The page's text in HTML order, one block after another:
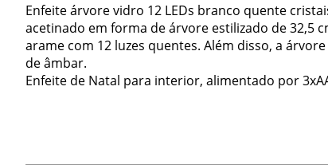
Enfeite árvore vidro 12 LEDs branco quente
acetinado em forma de árvore estilizado de 32,5
arame com 12 luzes quentes. Além disso, a
de âmbar.
Enfeite de Natal para interior, alimentado por